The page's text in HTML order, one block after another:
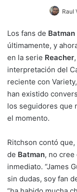
Raul
Los fans de Batman
últimamente, y
en la serie Reacher
interpretación del
reciente con
han existido
los seguidores que
el momento.
Ritchson contó
de Batman, no
inmediato. “James
sin dudas, soy fan